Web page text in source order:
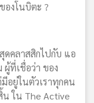
องโนบิตะ ?
ดคลาสสิกไปกับ แอ
ที่เชื่อว่า ของ
อยู่ในตัวเราทุกคน
ใน The Active